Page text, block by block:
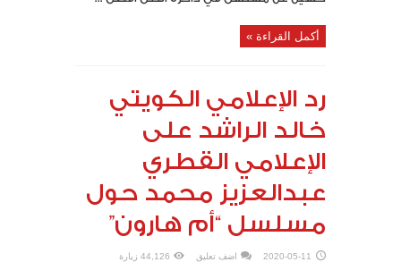
أكمل القراءة »
رد الإعلامي الكويتي
خالد الراشد على
الإعلامي القطري
عبدالعزيز محمد حول
مسلسل “أم هارون”
2020-05-11 اضف تعليق 44,126 زيارة